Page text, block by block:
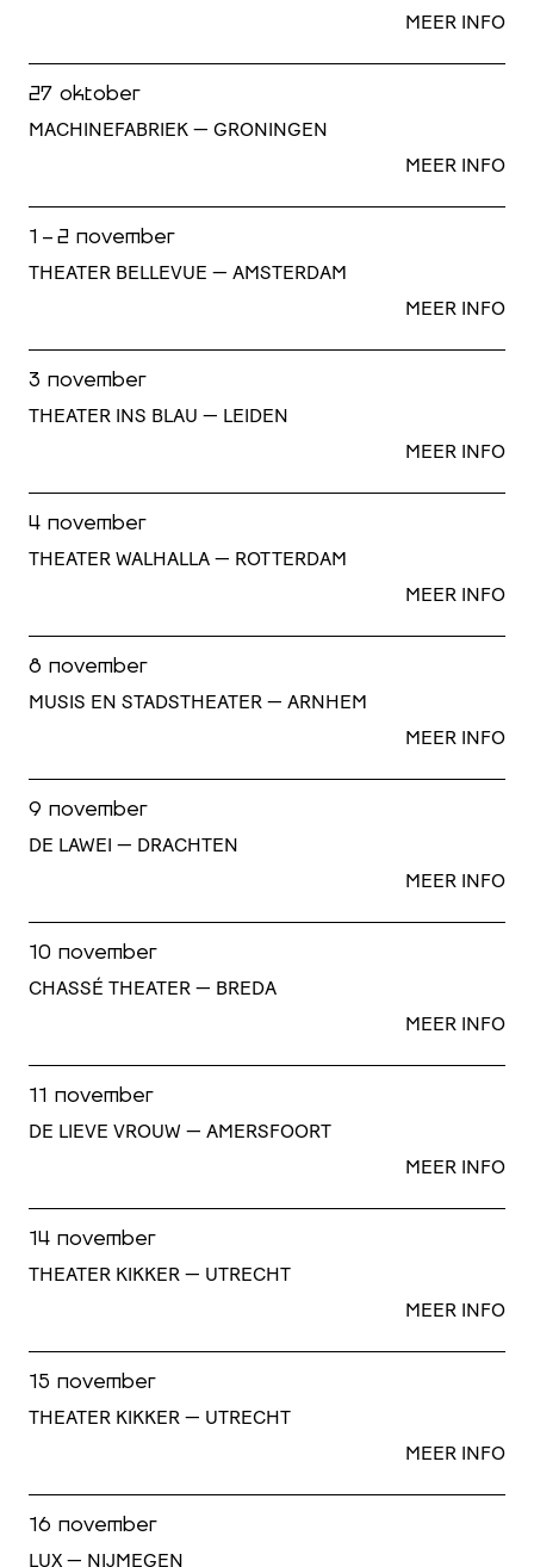
MEER INFO
27 oktober
MACHINEFABRIEK — GRONINGEN
MEER INFO
1 - 2 november
THEATER BELLEVUE — AMSTERDAM
MEER INFO
3 november
THEATER INS BLAU — LEIDEN
MEER INFO
4 november
THEATER WALHALLA — ROTTERDAM
MEER INFO
8 november
MUSIS EN STADSTHEATER — ARNHEM
MEER INFO
9 november
DE LAWEI — DRACHTEN
MEER INFO
10 november
CHASSÉ THEATER — BREDA
MEER INFO
11 november
DE LIEVE VROUW — AMERSFOORT
MEER INFO
14 november
THEATER KIKKER — UTRECHT
MEER INFO
15 november
THEATER KIKKER — UTRECHT
MEER INFO
16 november
LUX — NIJMEGEN